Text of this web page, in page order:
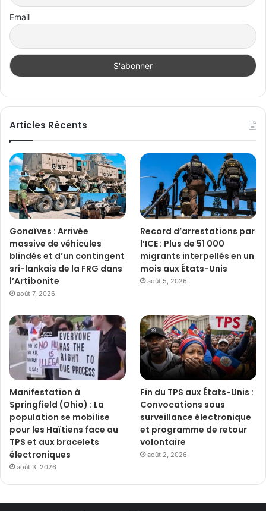
Email
Articles Récents
Gonaïves : Arrivée
massive de véhicules
blindés et d’un contingent
sri-lankais de la FRG dans
l’Artibonite
août 7, 2026
Record d’arrestations par
l’ICE : Plus de 51 000
migrants interpellés en un
mois aux États-Unis
août 5, 2026
Manifestation à
Springfield (Ohio) : La
population se mobilise
pour les Haïtiens face au
TPS et aux bracelets
électroniques
août 3, 2026
Fin du TPS aux États-Unis :
Convocations sous
surveillance électronique
et programme de retour
volontaire
août 2, 2026